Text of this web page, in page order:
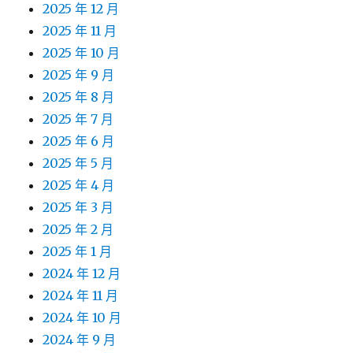
2025 年 12 月
2025 年 11 月
2025 年 10 月
2025 年 9 月
2025 年 8 月
2025 年 7 月
2025 年 6 月
2025 年 5 月
2025 年 4 月
2025 年 3 月
2025 年 2 月
2025 年 1 月
2024 年 12 月
2024 年 11 月
2024 年 10 月
2024 年 9 月